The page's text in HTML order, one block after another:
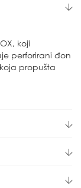
koji
perforirani đon
propušta